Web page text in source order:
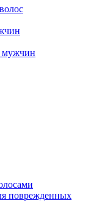
мужчин
поврежденных